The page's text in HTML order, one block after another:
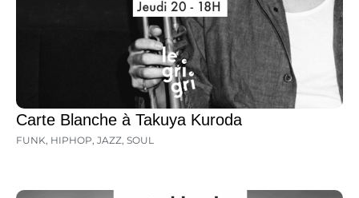
Carte Blanche à Takuya Kuroda
FUNK, HIPHOP, JAZZ, SOUL